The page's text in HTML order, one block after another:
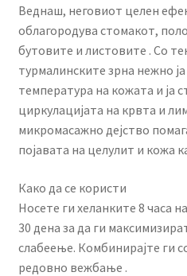
Веднаш, неговиот целен
облагородува стомакот,
бутовите и листовите . Со
турмалинските зрна нежно
температура на кожата и ја
циркулацијата на крвта и
микромасажно дејство
појавата на целулит и кожа
Како да се користи
Носете ги хеланките 8 часа
30 дена за да ги
слабеење. Комбинирајте ги
редовно вежбање .